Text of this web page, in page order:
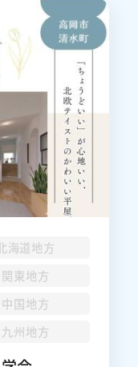
海道地方
関東地方
中国地方
九州地方